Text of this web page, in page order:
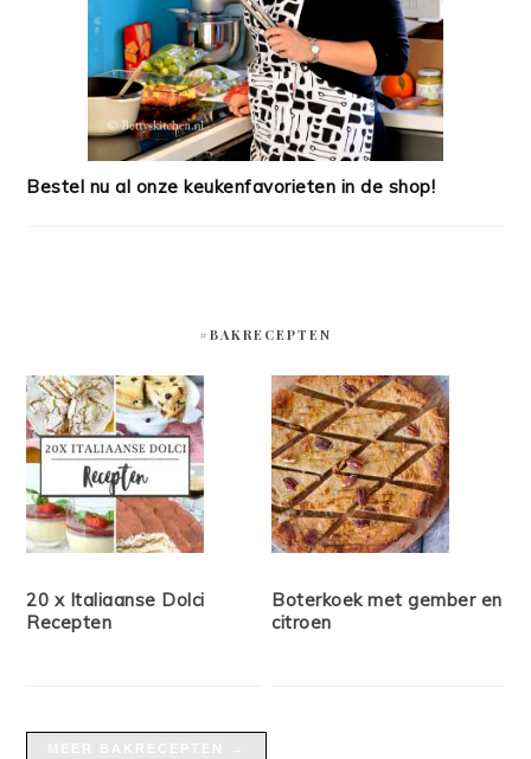
Bestel nu al onze keukenfavorieten in de shop!
#BAKRECEPTEN
20 x Italiaanse Dolci
Recepten
Boterkoek met gember en
citroen